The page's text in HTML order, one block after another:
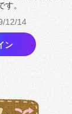
す。
12/14
ン